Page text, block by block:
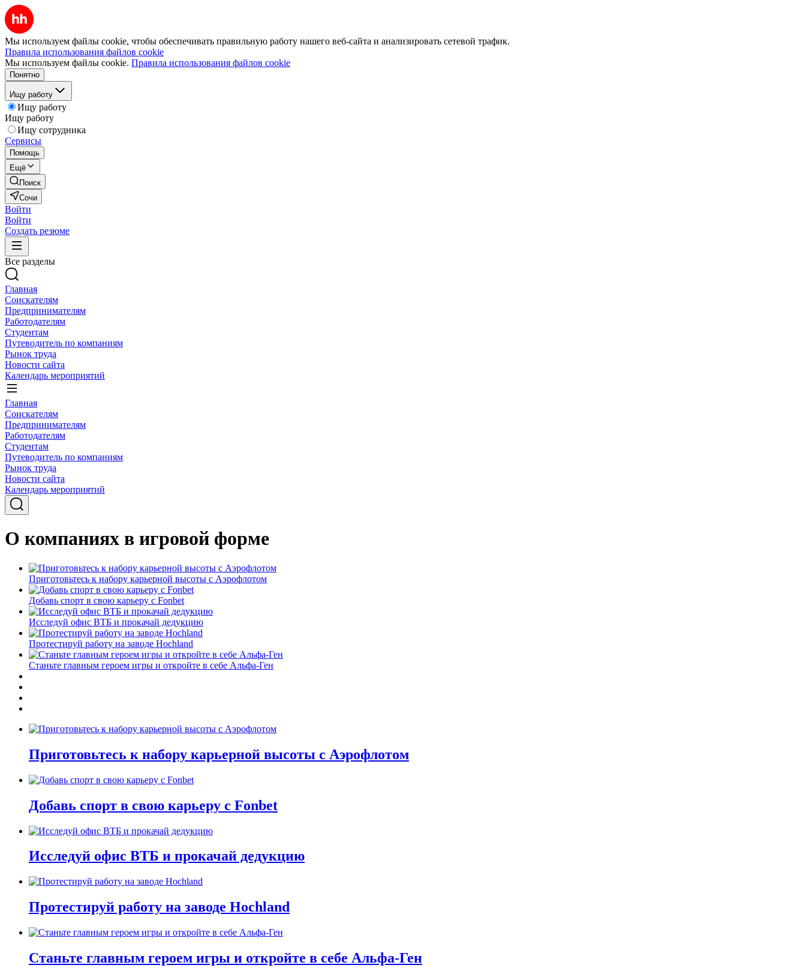
Мы используем файлы cookie, чтобы обеспечивать правильную работу нашего веб-сайта и анализировать сетевой трафик.
Правила использования файлов cookie
Мы используем файлы cookie. Правила использования файлов cookie
Понятно
Ищу работу
Ищу работу
Ищу работу
Ищу сотрудника
Сервисы
Помощь
Ещё
Поиск
Сочи
Войти
Войти
Создать резюме
Все разделы
Главная
Соискателям
Предпринимателям
Работодателям
Студентам
Путеводитель по компаниям
Рынок труда
Новости сайта
Календарь мероприятий
Главная
Соискателям
Предпринимателям
Работодателям
Студентам
Путеводитель по компаниям
Рынок труда
Новости сайта
Календарь мероприятий
О компаниях в игровой форме
Приготовьтесь к набору карьерной высоты с Аэрофлотом
Добавь спорт в свою карьеру с Fonbet
Исследуй офис ВТБ и прокачай дедукцию
Протестируй работу на заводе Hochland
Станьте главным героем игры и откройте в себе Альфа-Ген
Приготовьтесь к набору карьерной высоты с Аэрофлотом
Добавь спорт в свою карьеру с Fonbet
Исследуй офис ВТБ и прокачай дедукцию
Протестируй работу на заводе Hochland
Станьте главным героем игры и откройте в себе Альфа-Ген